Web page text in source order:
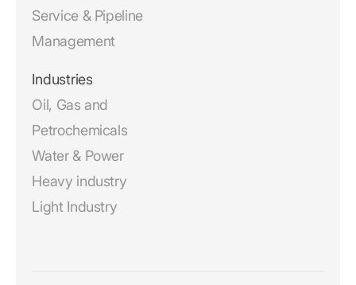
Service & Pipeline
Management
Industries
Oil, Gas and
Petrochemicals
Water & Power
Heavy industry
Light Industry